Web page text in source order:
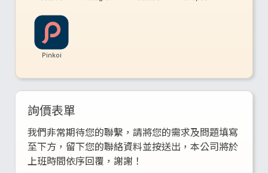
Pinkoi
詢價表單
我們非常期待您的聯繫，請將您的需求及問題填寫
至下方，留下您的聯絡資料並按送出，本公司將於
上班時間依序回覆，謝謝！